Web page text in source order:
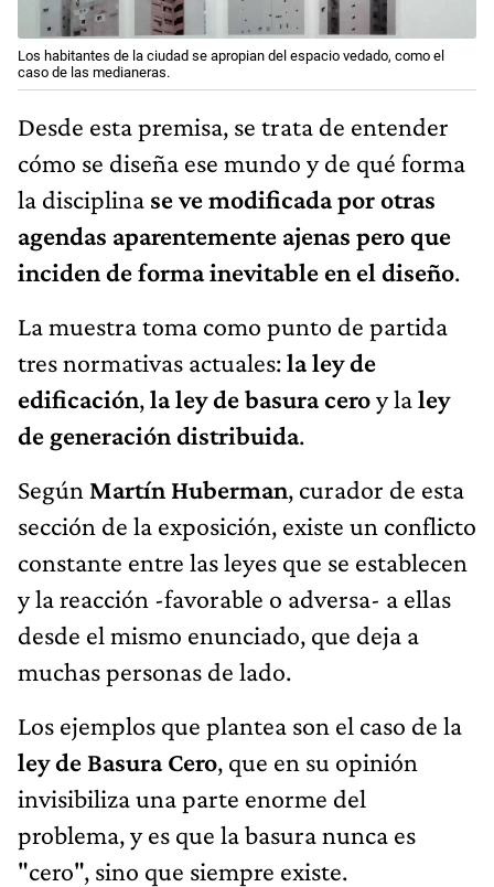
Los habitantes de la ciudad se apropian del espacio vedado, como el
caso de las medianeras.
Desde esta premisa, se trata de entender
cómo se diseña ese mundo y de qué forma
la disciplina se ve modificada por otras
agendas aparentemente ajenas pero que
inciden de forma inevitable en el diseño.
La muestra toma como punto de partida
tres normativas actuales:la ley de
edificación,la ley de basura ceroy laley
de generación distribuida.
Según Martín Huberman, curador de esta
sección de la exposición, existe un conflicto
constante entre las leyes que se establecen
y la reacción -favorable o adversa- a ellas
desde el mismo enunciado, que deja a
muchas personas de lado.
Los ejemplos que plantea son el caso de la
ley de Basura Cero, que en su opinión
invisibiliza una parte enorme del
problema, y es que la basura nunca es
"cero", sino que siempre existe.